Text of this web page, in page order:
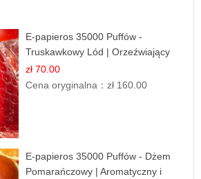
E-papieros 35000 Puffów -
Truskawkowy Lód | Orzeźwiający
Smak
zł 70.00
Cena oryginalna：zł 160.00
E-papieros 35000 Puffów - Dżem
Pomarańczowy | Aromatyczny i